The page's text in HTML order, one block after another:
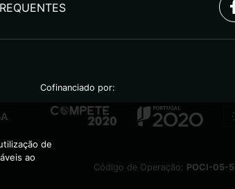
Cofinanciado por:
Código de Operação: POCI-05-
de
ao